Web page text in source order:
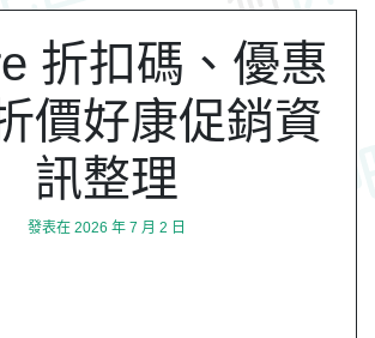
折扣碼、優惠
價好康促銷資
訊整理
發表在 2026 年 7 月 2 日